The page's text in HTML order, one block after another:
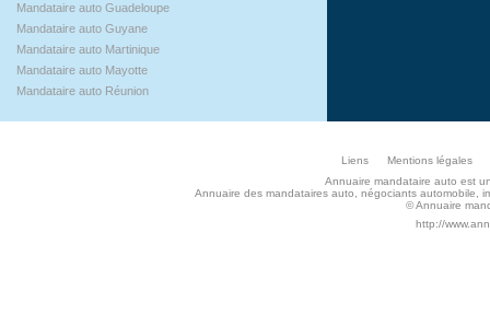
Mandataire auto Guadeloupe
Mandataire auto Guyane
Mandataire auto Martinique
Mandataire auto Mayotte
Mandataire auto Réunion
Liens
Mentions légales
Annuaire mandataire auto est
Annuaire des mandataires auto, négociants automobile,
© Annuaire
http://